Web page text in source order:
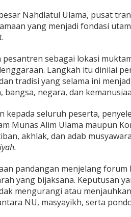
Nahdlatul Ulama, pusat
yang menjadi fondasi
sebagai lokasi
Langkah itu dinilai
tradisi yang selama ini
bangsa, negara, dan
kepada seluruh peserta,
Munas Alim Ulama maupun
akhlak, dan adab
pandangan menjelang forum
yang bijaksana. Keputusan
mengurangi atau
NU, masyayikh, serta